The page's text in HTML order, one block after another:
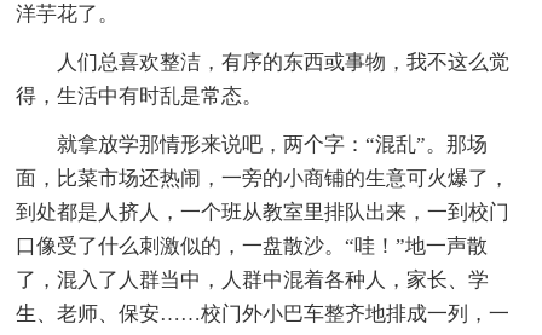
洋芋花了。
人们总喜欢整洁，有序的东西或事物，我不这么觉
得，生活中有时乱是常态。
就拿放学那情形来说吧，两个字：“混乱”。那场
面，比菜市场还热闹，一旁的小商铺的生意可火爆了，
到处都是人挤人，一个班从教室里排队出来，一到校门
口像受了什么刺激似的，一盘散沙。“哇！”地一声散
了，混入了人群当中，人群中混着各种人，家长、学
生、老师、保安……校门外小巴车整齐地排成一列，一